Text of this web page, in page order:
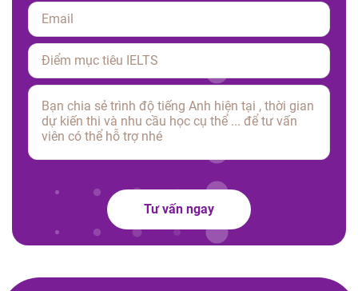
Please leave this field empty.
Tư vấn ngay